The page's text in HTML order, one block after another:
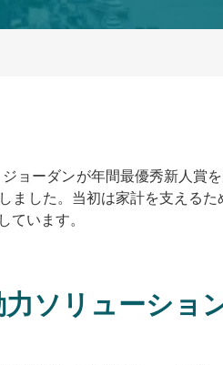
ョーダンが年間最優秀新人賞
ました。当初は家計を支える
ています。
ソリューショ